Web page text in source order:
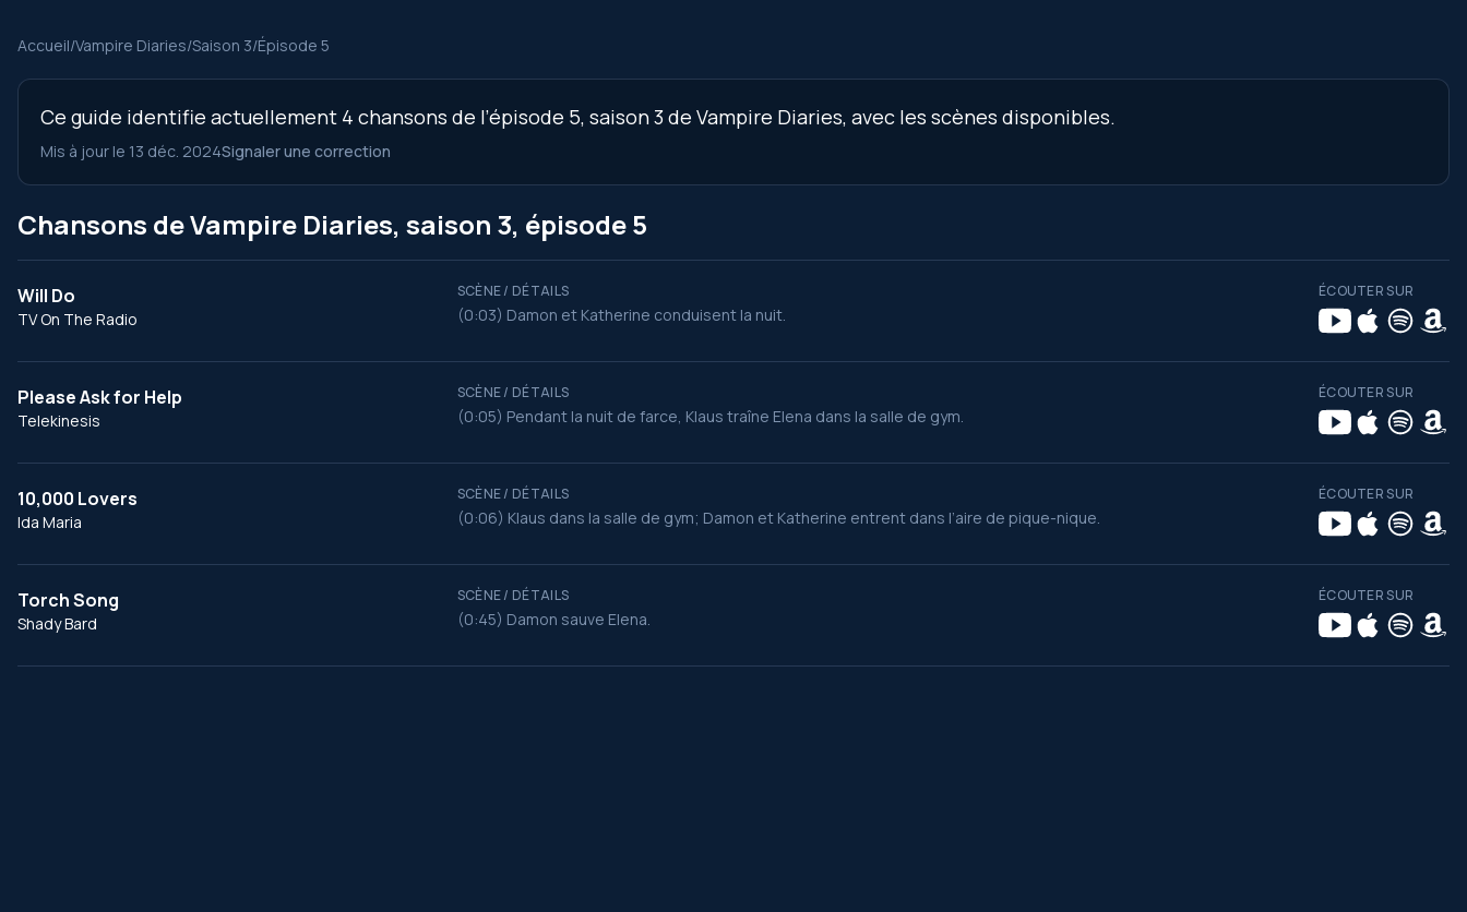
Accueil/Vampire Diaries/Saison 3/Épisode 5
Ce guide identifie actuellement 4 chansons de l’épisode 5, saison 3 de Vampire Diaries, avec les scènes disponibles.
Mis à jour le 13 déc. 2024Signaler une correction
Chansons de Vampire Diaries, saison 3, épisode 5
Will Do
TV On The Radio
SCÈNE / DÉTAILS
(0:03) Damon et Katherine conduisent la nuit.
ÉCOUTER SUR
Please Ask for Help
Telekinesis
SCÈNE / DÉTAILS
(0:05) Pendant la nuit de farce, Klaus traîne Elena dans la salle de gym.
ÉCOUTER SUR
10,000 Lovers
Ida Maria
SCÈNE / DÉTAILS
(0:06) Klaus dans la salle de gym; Damon et Katherine entrent dans l’aire de pique-nique.
ÉCOUTER SUR
Torch Song
Shady Bard
SCÈNE / DÉTAILS
(0:45) Damon sauve Elena.
ÉCOUTER SUR